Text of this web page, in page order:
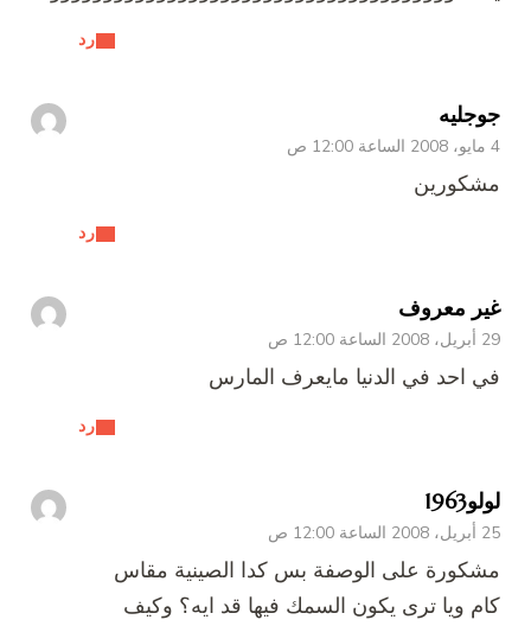
رد
جوجليه
4 مايو، 2008 الساعة 12:00 ص
رد
مشكورين
غير معروف
29 أبريل، 2008 الساعة 12:00 ص
رد
في احد في الدنيا مايعرف المارس
لولو1963
25 أبريل، 2008 الساعة 12:00 ص
مشكورة على الوصفة بس كدا الصينية مقاس
كام ويا ترى يكون السمك فيها قد ايه؟ وكيف